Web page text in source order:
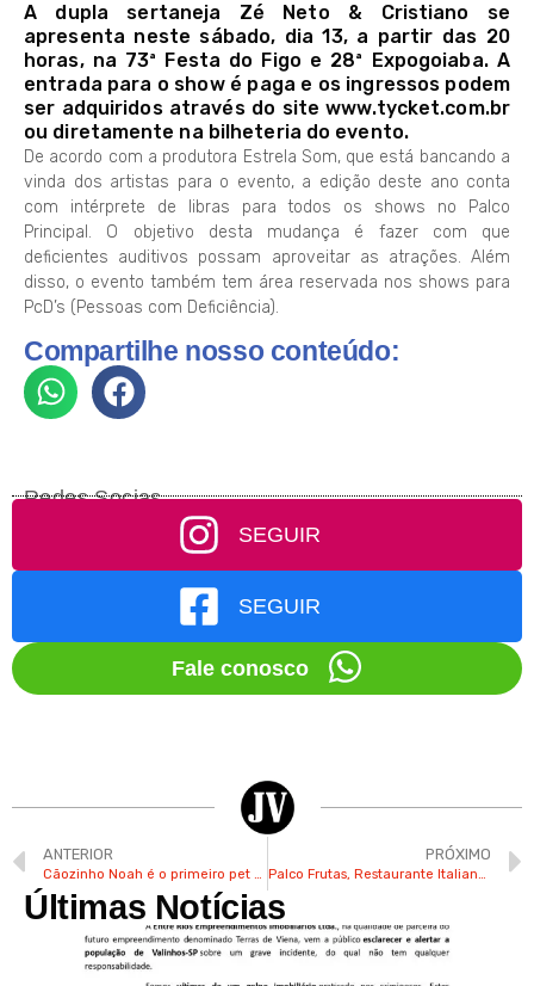
A dupla sertaneja Zé Neto & Cristiano se
apresenta neste sábado, dia 13, a partir das 20
horas, na 73ª Festa do Figo e 28ª Expogoiaba. A
entrada para o show é paga e os ingressos podem
ser adquiridos através do site www.tycket.com.br
ou diretamente na bilheteria do evento.
De acordo com a produtora Estrela Som, que está bancando a
vinda dos artistas para o evento, a edição deste ano conta
com intérprete de libras para todos os shows no Palco
Principal. O objetivo desta mudança é fazer com que
deficientes auditivos possam aproveitar as atrações. Além
disso, o evento também tem área reservada nos shows para
PcD’s (Pessoas com Deficiência).
Compartilhe nosso conteúdo:
Redes Socias
SEGUIR
SEGUIR
Fale conosco
ANTERIOR
Cãozinho Noah é o primeiro pet de valinhense Rosangela e sua companhia diária
PRÓXIMO
Palco Frutas, Restaurante Italiano e Tenda do Rock recebem artistas da região na Festa do Figo
Últimas Notícias